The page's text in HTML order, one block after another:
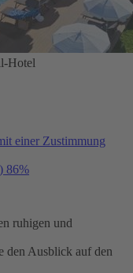
Hotel
einer Zustimmung
86%
ruhigen und
den Ausblick auf den